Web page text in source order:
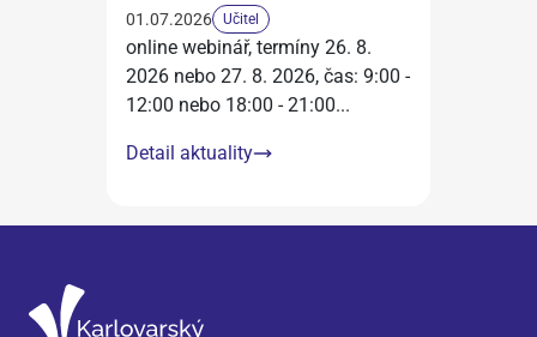
01.07.2026 Učitel
online webinář, termíny 26. 8.
2026 nebo 27. 8. 2026, čas: 9:00 -
12:00 nebo 18:00 - 21:00...
Detail aktuality